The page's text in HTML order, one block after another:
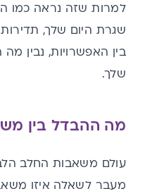
למרות שזה נראה כמו
שגרת היום שלך,
בין האפשרויות, נבין
שלך.
מה ההבדל בין
עולם משאבות החלב
מעבר לשאלה איזו